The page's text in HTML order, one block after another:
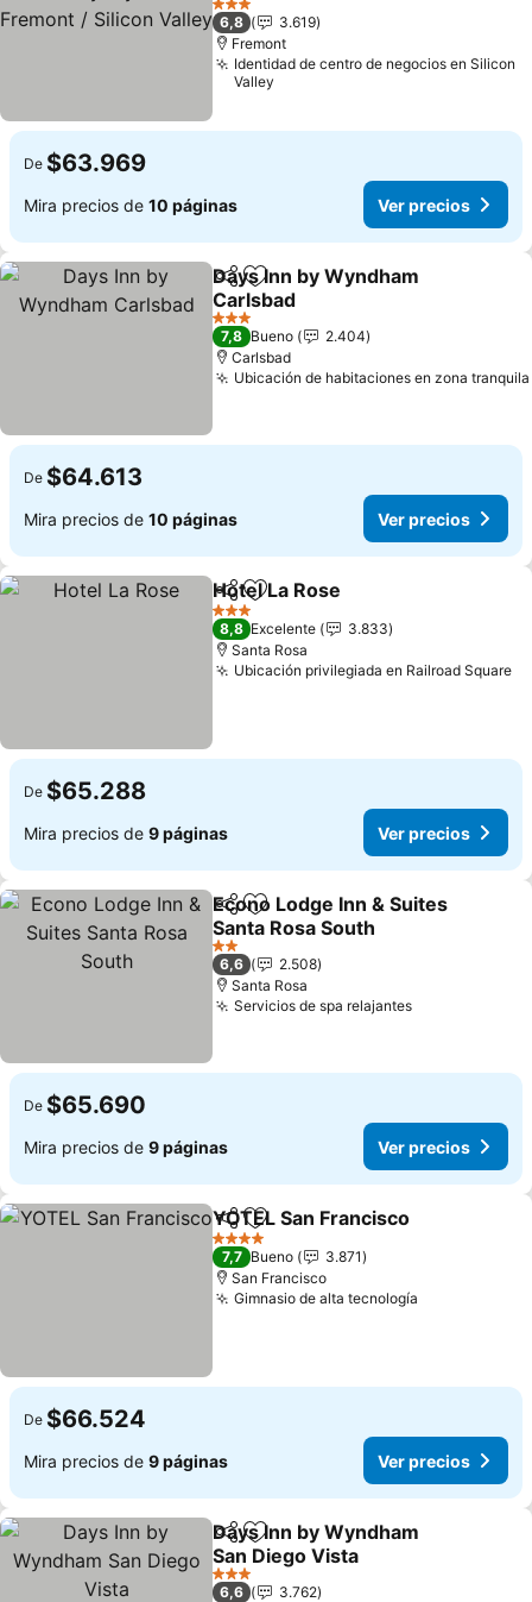
Silicon Valley
Ver precios
3 Estrellas
6,8
3.619
Fremont
Identidad de centro de negocios en Silicon
Valley
De $63.969
Mira precios de 10 páginas Ver precios
CompartirAgregar a favoritos
Days Inn by Wyndham
Carlsbad
Ver precios
3 Estrellas
7,8 Bueno
2.404
Carlsbad
Ubicación de habitaciones en zona tranquila
De $64.613
Mira precios de 10 páginas Ver precios
CompartirAgregar a favoritos
Hotel La Rose
3 Estrellas
8,8 Excelente
3.833
Santa Rosa
Ubicación privilegiada en Railroad Square
De $65.288
Mira precios de 9 páginas Ver precios
CompartirAgregar a favoritos
Econo Lodge Inn & Suites
Santa Rosa South
Ver precios
2 Estrellas
6,6
2.508
Santa Rosa
Servicios de spa relajantesVer precios
De $65.690
Mira precios de 9 páginas Ver precios
Compartir
Agregar a favoritos
YOTEL San Francisco
4 Estrellas
7,7 Bueno
3.871
San Francisco
Gimnasio de alta tecnología
De $66.524
Mira precios de 9 páginas Ver precios
CompartirAgregar a favoritos
Days Inn by Wyndham
San Diego Vista
Ver precios
3 Estrellas
6,6
3.762